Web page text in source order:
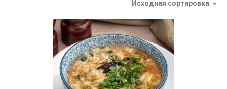
Исходная сортировка